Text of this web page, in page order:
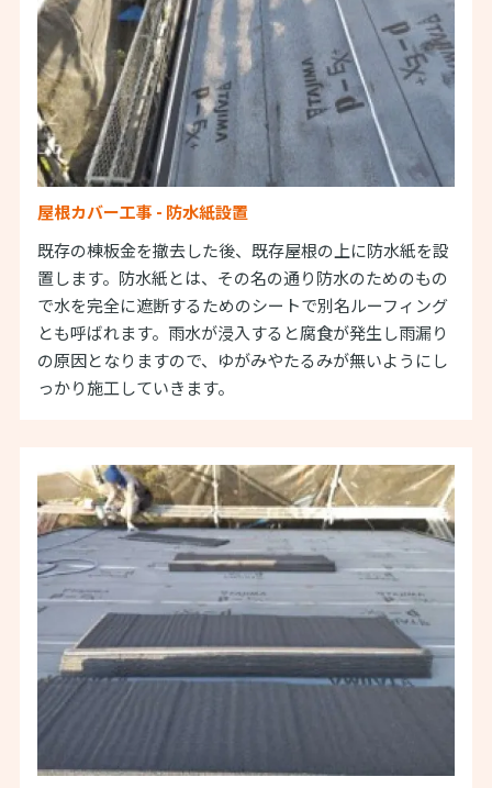
屋根カバー工事 - 防水紙設置
既存の棟板金を撤去した後、既存屋根の上に防水紙を設
置します。防水紙とは、その名の通り防水のためのもの
で水を完全に遮断するためのシートで別名ルーフィング
とも呼ばれます。雨水が浸入すると腐食が発生し雨漏り
の原因となりますので、ゆがみやたるみが無いようにし
っかり施工していきます。